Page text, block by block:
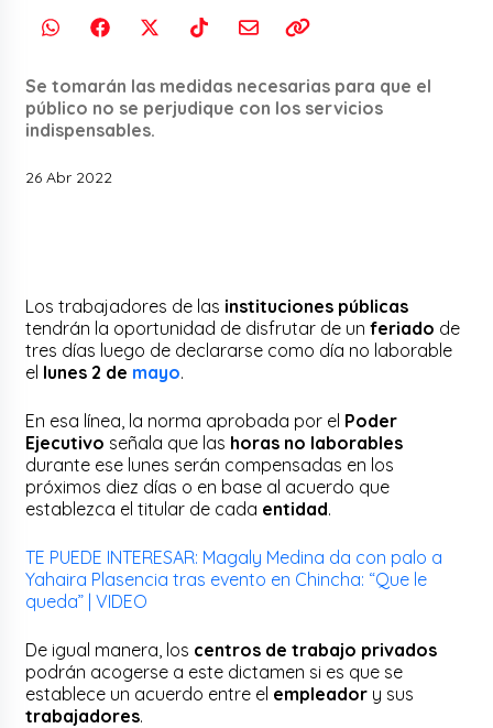
Se tomarán las medidas necesarias para que el
público no se perjudique con los servicios
indispensables.
26 Abr 2022
Los trabajadores de las instituciones públicas
tendrán la oportunidad de disfrutar de unferiado de
tres días luego de declararse como día no laborable
el lunes 2 de mayo.
En esa línea, la norma aprobada por el Poder
Ejecutivo señala que las horas no laborables
durante ese lunes serán compensadas en los
próximos diez días o en base al acuerdo que
establezca el titular de cada entidad.
TE PUEDE INTERESAR: Magaly Medina da con palo a
Yahaira Plasencia tras evento en Chincha: “Que le
queda” | VIDEO
De igual manera, los centros de trabajo privados
podrán acogerse a este dictamen si es que se
establece un acuerdo entre el empleador y sus
trabajadores.